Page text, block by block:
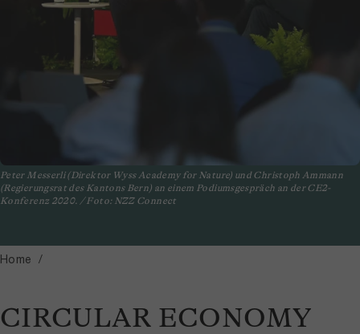
Peter Messerli (Direktor Wyss Academy for Nature) und Christoph Ammann
(Regierungsrat des Kantons Bern) an einem Podiumsgespräch an der CE2-
Konferenz 2020. / Foto: NZZ Connect
Home
CIRCULAR ECONOMY